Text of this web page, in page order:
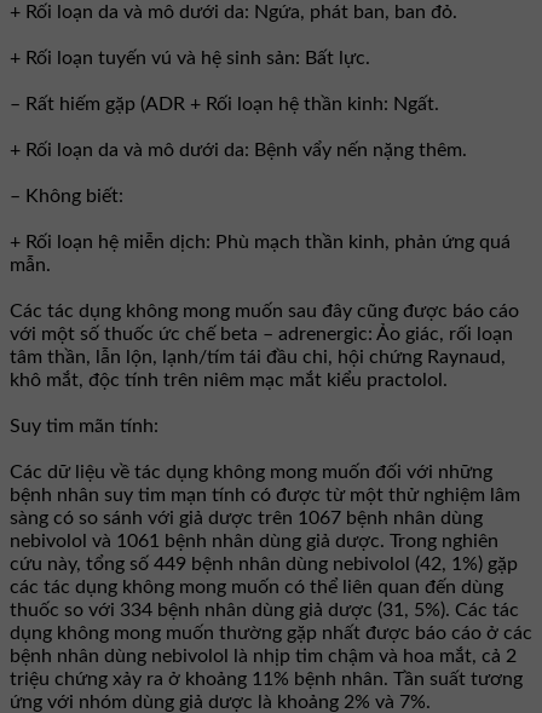
+ Rối loạn da và mô dưới da: Ngứa, phát ban, ban đỏ.
+ Rối loạn tuyến vú và hệ sinh sản: Bất lực.
– Rất hiếm gặp (ADR + Rối loạn hệ thần kinh: Ngất.
+ Rối loạn da và mô dưới da: Bệnh vẩy nến nặng thêm.
– Không biết:
+ Rối loạn hệ miễn dịch: Phù mạch thần kinh, phản ứng quá
mẫn.
Các tác dụng không mong muốn sau đây cũng được báo cáo
với một số thuốc ức chế beta – adrenergic: Ảo giác, rối loạn
tâm thần, lẫn lộn, lạnh/tím tái đầu chi, hội chứng Raynaud,
khô mắt, độc tính trên niêm mạc mắt kiểu practolol.
Suy tim mãn tính:
Các dữ liệu về tác dụng không mong muốn đối với những
bệnh nhân suy tim mạn tính có được từ một thử nghiệm lâm
sàng có so sánh với giả dược trên 1067 bệnh nhân dùng
nebivolol và 1061 bệnh nhân dùng giả dược. Trong nghiên
cứu này, tổng số 449 bệnh nhân dùng nebivolol (42, 1%) gặp
các tác dụng không mong muốn có thể liên quan đến dùng
thuốc so với 334 bệnh nhân dùng giả dược (31, 5%). Các tác
dụng không mong muốn thường gặp nhất được báo cáo ở các
bệnh nhân dùng nebivolol là nhịp tim chậm và hoa mắt, cả 2
triệu chứng xảy ra ở khoảng 11% bệnh nhân. Tần suất tương
ứng với nhóm dùng giả dược là khoảng 2% và 7%.